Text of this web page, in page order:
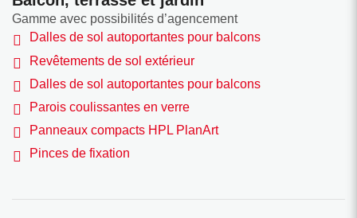
Gamme avec possibilités d’agencement
Dalles de sol autoportantes pour balcons
Revêtements de sol extérieur
Dalles de sol autoportantes pour balcons
Parois coulissantes en verre
Panneaux compacts HPL PlanArt
Pinces de fixation